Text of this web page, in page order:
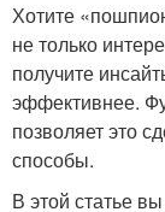
Хотите
не только
получите
эффективнее.
позволяет это
способы.
В этой статье